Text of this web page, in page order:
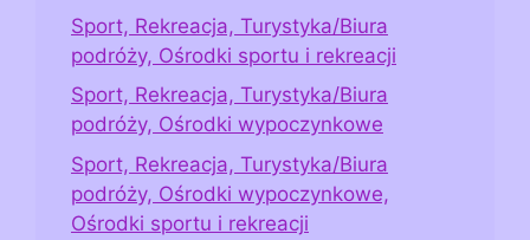
Sport, Rekreacja, Turystyka/Biura
podróży, Ośrodki sportu i rekreacji
Sport, Rekreacja, Turystyka/Biura
podróży, Ośrodki wypoczynkowe
Sport, Rekreacja, Turystyka/Biura
podróży, Ośrodki wypoczynkowe,
Ośrodki sportu i rekreacji